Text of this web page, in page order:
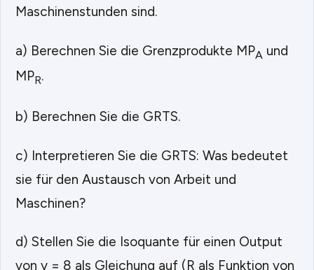
Maschinenstunden sind.
a) Berechnen Sie die Grenzprodukte MPA und
MPR.
b) Berechnen Sie die GRTS.
c) Interpretieren Sie die GRTS: Was bedeutet
sie für den Austausch von Arbeit und
Maschinen?
d) Stellen Sie die Isoquante für einen Output
von y = 8 als Gleichung auf (R als Funktion von